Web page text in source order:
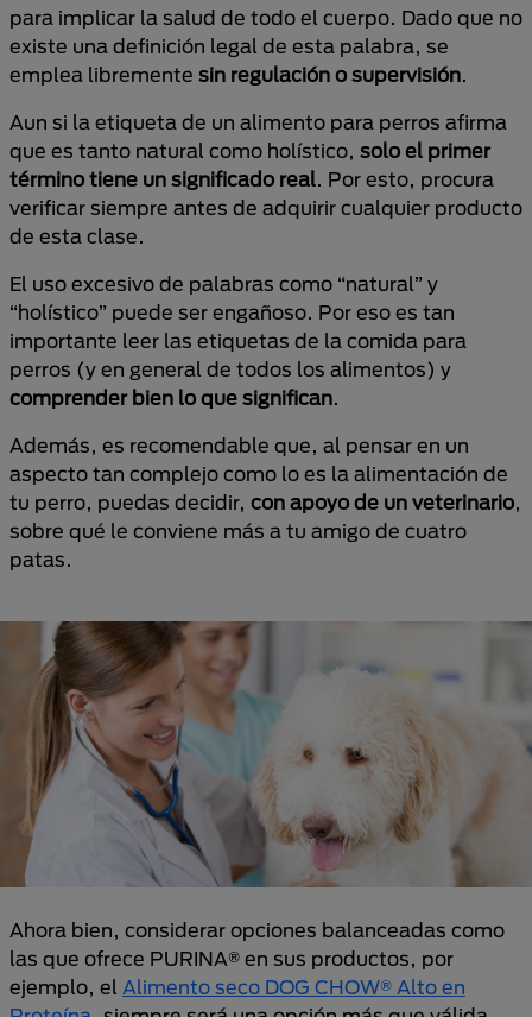
para implicar la salud de todo el cuerpo. Dado que no
existe una definición legal de esta palabra, se
emplea libremente sin regulación o supervisión.
Aun si la etiqueta de un alimento para perros afirma
que es tanto natural como holístico, solo el primer
término tiene un significado real. Por esto, procura
verificar siempre antes de adquirir cualquier producto
de esta clase.
El uso excesivo de palabras como “natural” y
“holístico” puede ser engañoso. Por eso es tan
importante leer las etiquetas de la comida para
perros (y en general de todos los alimentos) y
comprender bien lo que significan.
Además, es recomendable que, al pensar en un
aspecto tan complejo como lo es la alimentación de
tu perro, puedas decidir, con apoyo de un veterinario,
sobre qué le conviene más a tu amigo de cuatro
patas.
Ahora bien, considerar opciones balanceadas como
las que ofrece PURINA® en sus productos, por
ejemplo, el Alimento seco DOG CHOW® Alto en